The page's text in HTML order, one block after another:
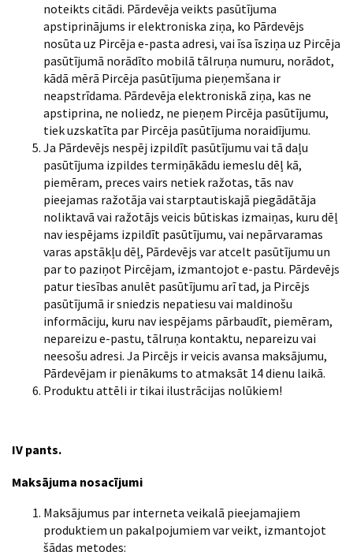
noteikts citādi. Pārdevēja veikts pasūtījuma
apstiprinājums ir elektroniska ziņa, ko Pārdevējs
nosūta uz Pircēja e-pasta adresi, vai īsa īsziņa uz Pircēja
pasūtījumā norādīto mobilā tālruņa numuru, norādot,
kādā mērā Pircēja pasūtījuma pieņemšana ir
neapstrīdama. Pārdevēja elektroniskā ziņa, kas ne
apstiprina, ne noliedz, ne pieņem Pircēja pasūtījumu,
tiek uzskatīta par Pircēja pasūtījuma noraidījumu.
Ja Pārdevējs nespēj izpildīt pasūtījumu vai tā daļu
pasūtījuma izpildes termiņākādu iemeslu dēļ kā,
piemēram, preces vairs netiek ražotas, tās nav
pieejamas ražotāja vai starptautiskajā piegādātāja
noliktavā vai ražotājs veicis būtiskas izmaiņas, kuru dēļ
nav iespējams izpildīt pasūtījumu, vai nepārvaramas
varas apstākļu dēļ, Pārdevējs var atcelt pasūtījumu un
par to paziņot Pircējam, izmantojot e-pastu. Pārdevējs
patur tiesības anulēt pasūtījumu arī tad, ja Pircējs
pasūtījumā ir sniedzis nepatiesu vai maldinošu
informāciju, kuru nav iespējams pārbaudīt, piemēram,
nepareizu e-pastu, tālruņa kontaktu, nepareizu vai
neesošu adresi. Ja Pircējs ir veicis avansa maksājumu,
Pārdevējam ir pienākums to atmaksāt 14 dienu laikā.
Produktu attēli ir tikai ilustrācijas nolūkiem!
IV pants.
Maksājuma nosacījumi
Maksājumus par interneta veikalā pieejamajiem
produktiem un pakalpojumiem var veikt, izmantojot
šādas metodes: